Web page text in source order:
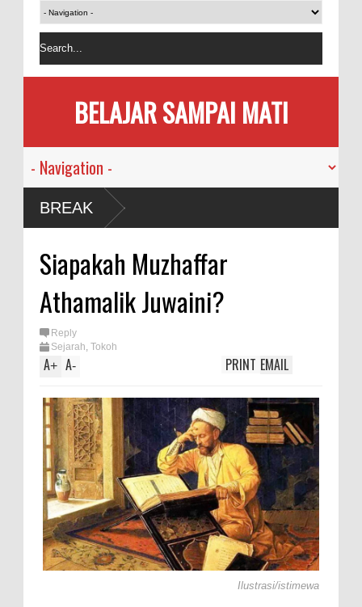
BELAJAR SAMPAI MATI
BREAK
Siapakah Muzhaffar
Athamalik Juwaini?
Reply
Sejarah, Tokoh
A+ A- EMAIL
PRINT
Ilustrasi/istimewa